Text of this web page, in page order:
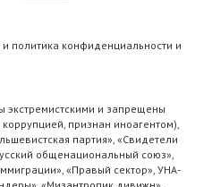
политика конфиденциальности и
экстремистскими и запрещены
признан иноагентом),
партия», «Свидетели
общенациональный союз»,
«Правый сектор», УНА-